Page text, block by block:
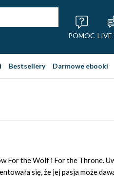
POMOC LIVE
Bestsellery Darmowe ebooki
For the Wolf i For the Throne.
się, że jej pasja może